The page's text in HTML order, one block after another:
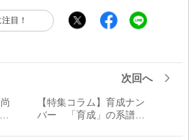
目！
次回へ
【特集コラム】育成ナン
バー 「育成」の系譜と